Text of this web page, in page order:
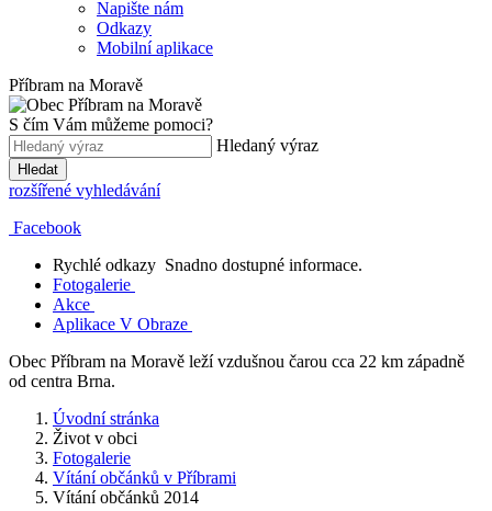
Napište nám
Odkazy
Mobilní aplikace
Příbram na Moravě
S čím Vám můžeme pomoci?
Hledaný výraz
Hledat
rozšířené vyhledávání
Facebook
Rychlé odkazy Snadno dostupné informace.
Fotogalerie
Akce
Aplikace V Obraze
Obec Příbram na Moravě leží vzdušnou čarou cca 22 km západně
od centra Brna.
Úvodní stránka
Život v obci
Fotogalerie
Vítání občánků v Příbrami
Vítání občánků 2014